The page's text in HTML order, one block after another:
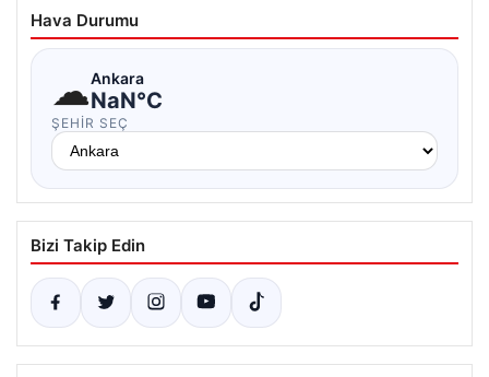
Hava Durumu
☁Ankara
NaN°C
ŞEHIR SEÇ
Bizi Takip Edin